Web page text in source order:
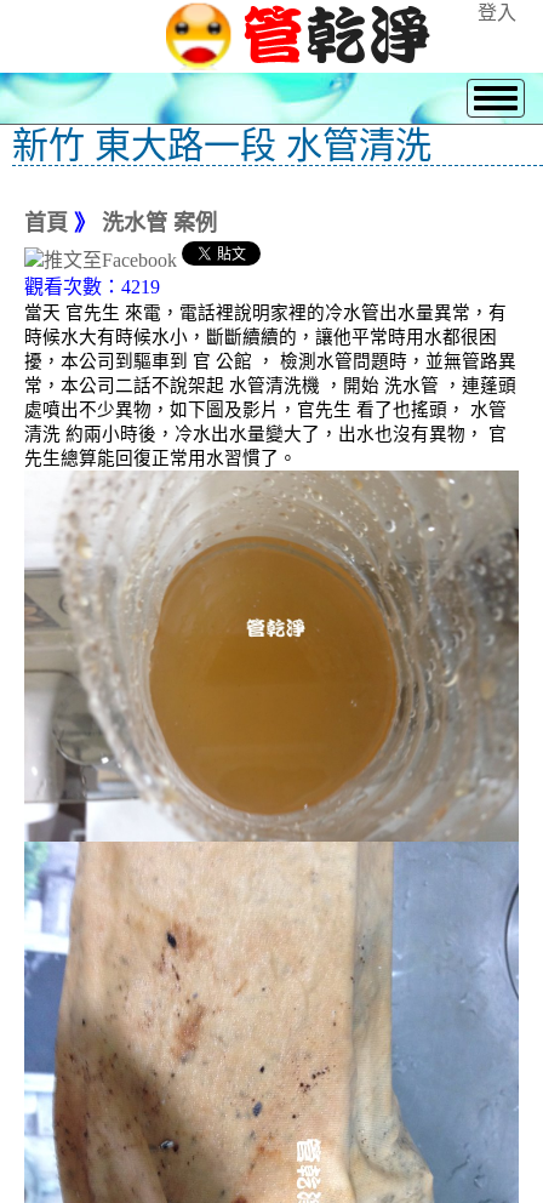
登入
新竹 東大路一段 水管清洗
首頁 》 洗水管 案例
觀看次數：4219
當天 官先生 來電，電話裡說明家裡的冷水管出水量異常，有
時候水大有時候水小，斷斷續續的，讓他平常時用水都很困
擾，本公司到驅車到 官 公館 ， 檢測水管問題時，並無管路異
常，本公司二話不說架起 水管清洗機 ，開始 洗水管 ，連蓬頭
處噴出不少異物，如下圖及影片，官先生 看了也搖頭， 水管
清洗 約兩小時後，冷水出水量變大了，出水也沒有異物， 官
先生總算能回復正常用水習慣了。